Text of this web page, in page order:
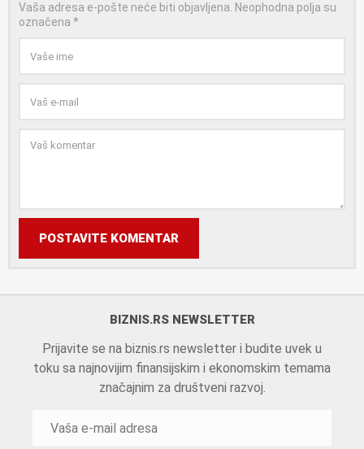
Vaša adresa e-pošte neće biti objavljena. Neophodna polja su
označena *
POSTAVITE KOMENTAR
BIZNIS.RS NEWSLETTER
Prijavite se na biznis.rs newsletter i budite uvek u
toku sa najnovijim finansijskim i ekonomskim temama
značajnim za društveni razvoj.